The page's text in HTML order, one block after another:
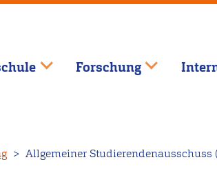
Forschung
Allgemeiner Studierendenausschuss